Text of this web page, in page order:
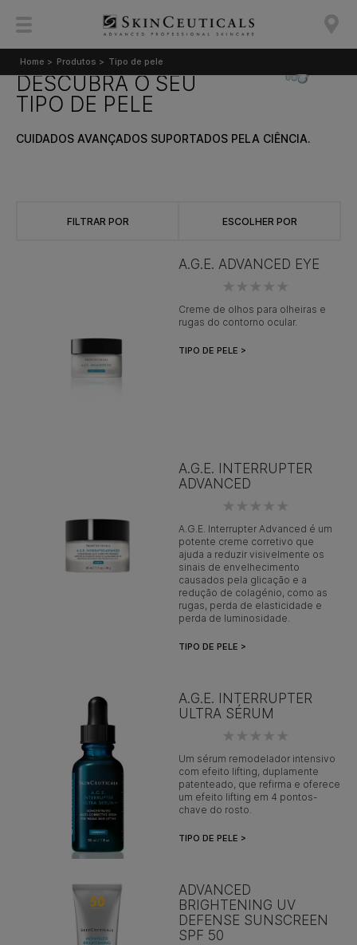
Home > Produtos > Tipo de pele
DESCUBRA O SEU
TIPO DE PELE
CUIDADOS AVANÇADOS SUPORTADOS PELA CIÊNCIA.
FILTRAR POR ESCOLHER POR
A.G.E. ADVANCED EYE
Creme de olhos para olheiras e
rugas do contorno ocular.
TIPO DE PELE >
A.G.E. INTERRUPTER
ADVANCED
A.G.E. Interrupter Advanced é um
potente creme corretivo que
ajuda a reduzir visivelmente os
sinais de envelhecimento
causados pela glicação e a
redução de colagénio, como as
rugas, perda de elasticidade e
perda de luminosidade.
TIPO DE PELE >
A.G.E. INTERRUPTER
ULTRA SÉRUM
Um sérum remodelador intensivo
com efeito lifting, duplamente
patenteado, que refirma e oferece
um efeito lifting em 4 pontos-
chave do rosto.
TIPO DE PELE >
ADVANCED
BRIGHTENING UV
DEFENSE SUNSCREEN
SPF 50